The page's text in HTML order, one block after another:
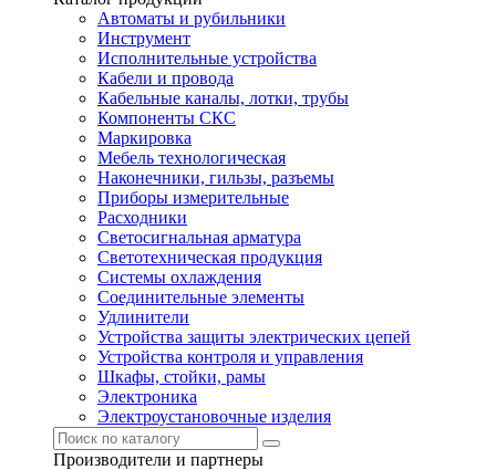
Автоматы и рубильники
Инструмент
Исполнительные устройства
Кабели и провода
Кабельные каналы, лотки, трубы
Компоненты СКС
Маркировка
Мебель технологическая
Наконечники, гильзы, разъемы
Приборы измерительные
Расходники
Светосигнальная арматура
Светотехническая продукция
Системы охлаждения
Соединительные элементы
Удлинители
Устройства защиты электрических цепей
Устройства контроля и управления
Шкафы, стойки, рамы
Электроника
Электроустановочные изделия
Производители и партнеры